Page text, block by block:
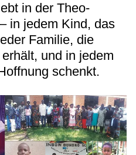
in der Theo-
in jedem Kind, das
Familie, die
und in jedem
schenkt.